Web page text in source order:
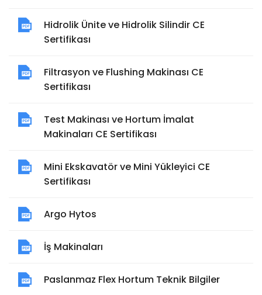
Hidrolik Ünite ve Hidrolik Silindir CE
Sertifikası
Filtrasyon ve Flushing Makinası CE
Sertifikası
Test Makinası ve Hortum İmalat
Makinaları CE Sertifikası
Mini Ekskavatör ve Mini Yükleyici CE
Sertifikası
Argo Hytos
İş Makinaları
Paslanmaz Flex Hortum Teknik Bilgiler